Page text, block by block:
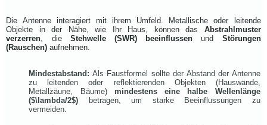
Die Antenne interagiert mit ihrem Umfeld. Metallische oder leitende
Objekte in der Nähe, wie Ihr Haus, können das Abstrahlmuster
verzerren , die Stehwelle (SWR) beeinflussen und Störungen
(Rauschen) aufnehmen.
Mindestabstand: Als Faustformel sollte der Abstand der Antenne
zu leitenden oder reflektierenden Objekten (Hauswände,
Metallzäune, Bäume) mindestens eine halbe Wellenlänge
($\lambda/2$) betragen, um starke Beeinflussungen zu
vermeiden.